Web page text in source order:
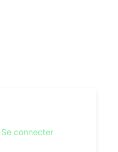
Se connecter